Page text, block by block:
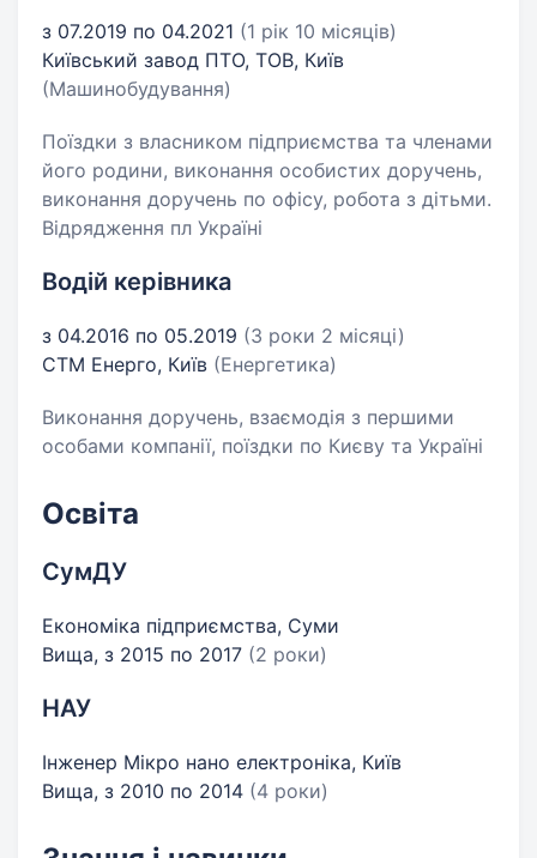
з 07.2019 по 04.2021 (1 рік 10 місяців)
Київський завод ПТО, ТОВ, Київ
(Машинобудування)
Поїздки з власником підприємства та членами
його родини, виконання особистих доручень,
виконання доручень по офісу, робота з дітьми.
Відрядження пл Україні
Водій керівника
з 04.2016 по 05.2019 (3 роки 2 місяці)
СТМ Енерго, Київ (Енергетика)
Виконання доручень, взаємодія з першими
особами компанії, поїздки по Києву та Україні
Освіта
СумДУ
Економіка підприємства, Суми
Вища, з 2015 по 2017 (2 роки)
НАУ
Інженер Мікро нано електроніка, Київ
Вища, з 2010 по 2014 (4 роки)